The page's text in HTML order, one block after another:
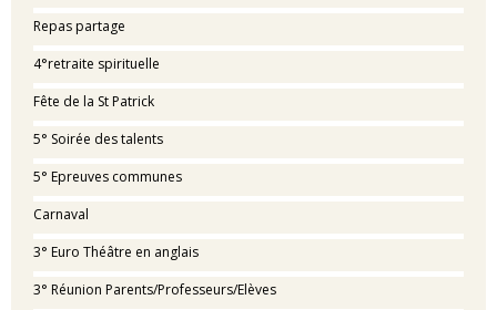
Repas partage
4°retraite spirituelle
Fête de la St Patrick
5° Soirée des talents
5° Epreuves communes
Carnaval
3° Euro Théâtre en anglais
3° Réunion Parents/Professeurs/Elèves